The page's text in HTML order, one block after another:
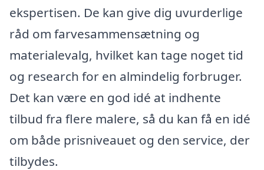
ekspertisen. De kan give dig uvurderlige
råd om farvesammensætning og
materialevalg, hvilket kan tage noget tid
og research for en almindelig forbruger.
Det kan være en god idé at indhente
tilbud fra flere malere, så du kan få en idé
om både prisniveauet og den service, der
tilbydes.